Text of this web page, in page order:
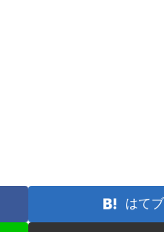
はてブ